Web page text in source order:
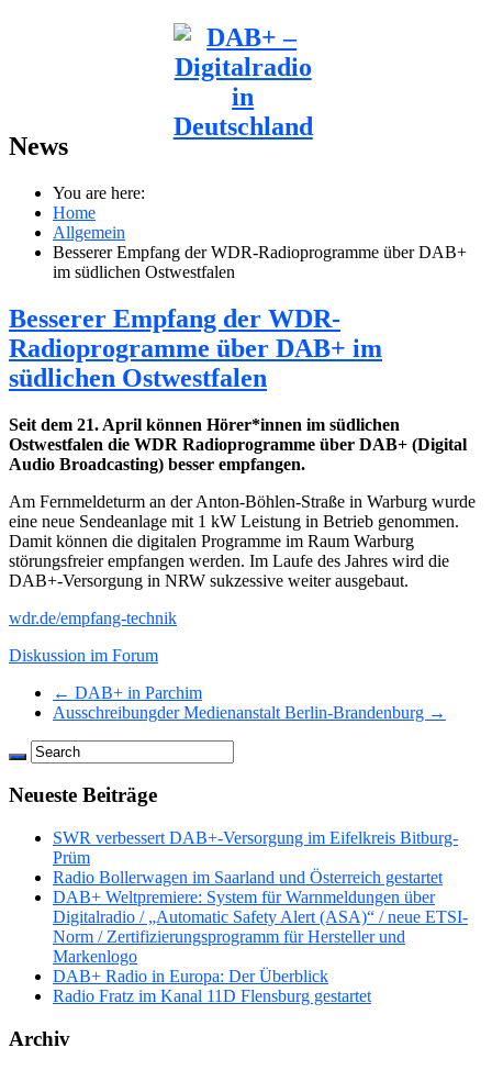
News
You are here:
Home
Allgemein
Besserer Empfang der WDR-Radioprogramme über DAB+
im südlichen Ostwestfalen
Besserer Empfang der WDR-
Radioprogramme über DAB+ im
südlichen Ostwestfalen
Seit dem 21. April können Hörer*innen im südlichen
Ostwestfalen die WDR Radioprogramme über DAB+ (Digital
Audio Broadcasting) besser empfangen.
Am Fernmeldeturm an der Anton-Böhlen-Straße in Warburg wurde
eine neue Sendeanlage mit 1 kW Leistung in Betrieb genommen.
Damit können die digitalen Programme im Raum Warburg
störungsfreier empfangen werden. Im Laufe des Jahres wird die
DAB+-Versorgung in NRW sukzessive weiter ausgebaut.
wdr.de/empfang-technik
Diskussion im Forum
← DAB+ in Parchim
Ausschreibungder Medienanstalt Berlin-Brandenburg →
Neueste Beiträge
SWR verbessert DAB+-Versorgung im Eifelkreis Bitburg-
Prüm
Radio Bollerwagen im Saarland und Österreich gestartet
DAB+ Weltpremiere: System für Warnmeldungen über
Digitalradio / „Automatic Safety Alert (ASA)“ / neue ETSI-
Norm / Zertifizierungsprogramm für Hersteller und
Markenlogo
DAB+ Radio in Europa: Der Überblick
Radio Fratz im Kanal 11D Flensburg gestartet
Archiv